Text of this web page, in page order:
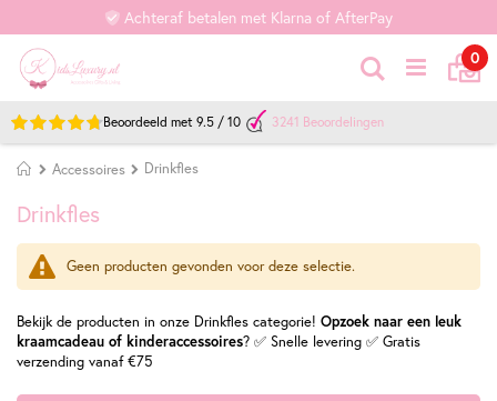
Achteraf betalen met Klarna of AfterPay
0
Zoek
Beoordeeld met 9.5 / 10 3241 Beoordelingen
Home
Accessoires Drinkfles
Drinkfles
Geen producten gevonden voor deze selectie.
Bekijk de producten in onze Drinkfles categorie! Opzoek naar een leuk
kraamcadeau of kinderaccessoires? ✅ Snelle levering ✅ Gratis
verzending vanaf €75